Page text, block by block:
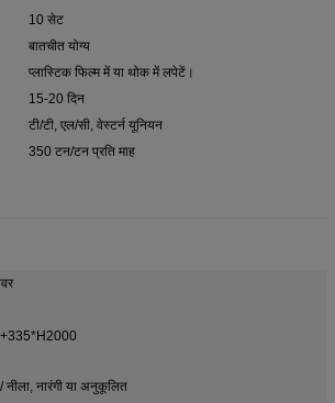
10 सेट
बातचीत योग्य
प्लास्टिक फिल्म में या थोक में लपेटें।
15-20 दिन
टी/टी, एल/सी, वेस्टर्न यूनियन
350 टन/टन प्रति माह
नारंगी या अनुकूलित